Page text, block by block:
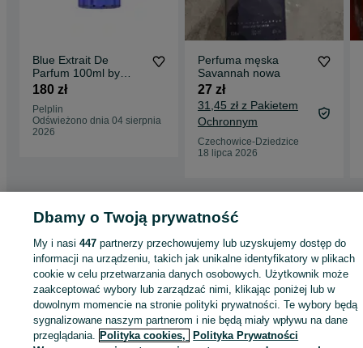
Blue Extrait De
Parfum 100ml by
Ahmed Al Maghribi
180 zł
Pelplin
Odświeżono dnia 04 sierpnia
2026
Perfuma męska
Savannah nowa
27 zł
31,45 zł z Pakietem
Ochronnym
Czechowice-Dziedzice
18 lipca 2026
Strona główna Zdrowie i Uroda Perfumy Dla kobiet
perfumowane - Podgórze Duchackie
KATEGORIA
ID:1075696617 Wyświetlenia:
Dbamy o Twoją prywatność
My i nasi447 partnerzy przechowujemy lub uzyskujemy dostęp do
informacji na urządzeniu, takich jak unikalne identyfikatory w plikach
cookie w celu przetwarzania danych osobowych. Użytkownik może
zaakceptować wybory lub zarządzać nimi, klikając poniżej lub w
dowolnym momencie na stronie polityki prywatności. Te wybory będą
sygnalizowane naszym partnerom i nie będą miały wpływu na dane
przeglądania. Polityka cookies, Polityka Prywatności